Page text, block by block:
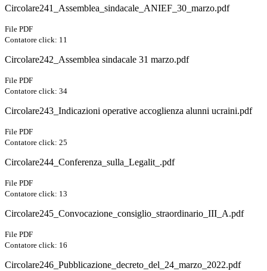
Circolare241_Assemblea_sindacale_ANIEF_30_marzo.pdf
File PDF
Contatore click: 11
Circolare242_Assemblea sindacale 31 marzo.pdf
File PDF
Contatore click: 34
Circolare243_Indicazioni operative accoglienza alunni ucraini.pdf
File PDF
Contatore click: 25
Circolare244_Conferenza_sulla_Legalit_.pdf
File PDF
Contatore click: 13
Circolare245_Convocazione_consiglio_straordinario_III_A.pdf
File PDF
Contatore click: 16
Circolare246_Pubblicazione_decreto_del_24_marzo_2022.pdf